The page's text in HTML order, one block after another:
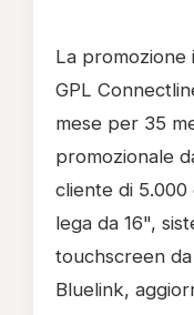
La promozione
GPL
mese per 35
promozionale
cliente di
lega da 16",
touchscreen
Bluelink,